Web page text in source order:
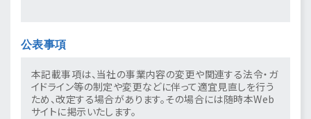
公表事項
本記載事項は、当社の事業内容の変更や関連する法令・ガ
イドライン等の制定や変更などに伴って適宜見直しを行う
ため、改定する場合があります。その場合には随時本Web
サイトに掲示いたします。